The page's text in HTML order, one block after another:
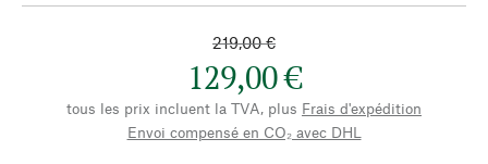
219,00 €
129,00 €
tous les prix incluent la TVA, plus Frais d'expédition
Envoi compensé en CO₂ avec DHL